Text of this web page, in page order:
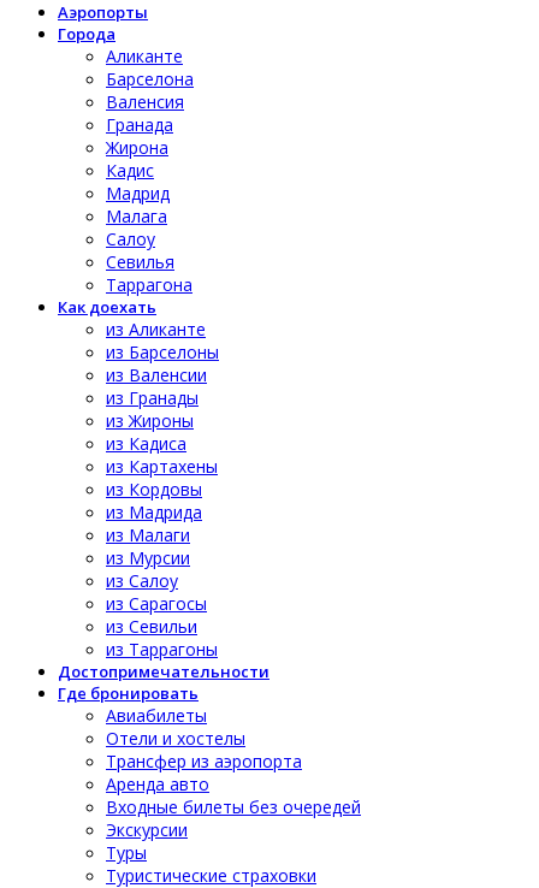
Аэропорты
Города
Аликанте
Барселона
Валенсия
Гранада
Жирона
Кадис
Мадрид
Малага
Салоу
Севилья
Таррагона
Как доехать
из Аликанте
из Барселоны
из Валенсии
из Гранады
из Жироны
из Кадиса
из Картахены
из Кордовы
из Мадрида
из Малаги
из Мурсии
из Салоу
из Сарагосы
из Севильи
из Таррагоны
Достопримечательности
Где бронировать
Авиабилеты
Отели и хостелы
Трансфер из аэропорта
Аренда авто
Входные билеты без очередей
Экскурсии
Туры
Туристические страховки